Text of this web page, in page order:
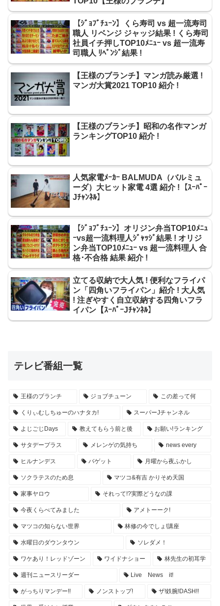
【ｼﾞｮﾌﾞﾁｭｰﾝ】くら寿司 vs 超一流寿司
職人 リベンジ ジャッジ結果 ! くら寿司
社員イチ押しTOP10ﾒﾆｭｰ vs 超一流寿
司職人 ﾘﾍﾞﾝｼﾞ結果 !
【王様のブランチ】マンガ読み厳選 !
マンガ大賞2021 TOP10 紹介 !
【王様のブランチ】昭和の名作マンガ
ランキングTOP10 紹介 !
人気家電ﾒｰｶｰ BALMUDA（バルミュ
ーダ）大ヒット家電 4選 紹介 !【ｽｰﾊﾟｰ
Jﾁｬﾝﾈﾙ】
【ｼﾞｮﾌﾞﾁｭｰﾝ】オリジン弁当TOP10ﾒﾆｭ
ｰvs超一流料理人ｼﾞｬｯｼﾞ結果 ! オリジ
ン弁当TOP10ﾒﾆｭｰ vs 超一流料理人 合
格･不合格 結果 紹介 !
立てる収納で大人気 ! 便利なフライパ
ン「四角いフライパン」紹介 ! 大人気
! 注ぎやすく自立収納する四角いフラ
イパン【ｽｰﾊﾟｰJﾁｬﾝﾈﾙ】
テレビ番組一覧
王様のブランチ ジョブチューン この差って何
くりぃむしちゅーのハナタカ! スーパーJチャンネル
よじごじDays 教えてもらう前と後 お願い!ランキング
サタデープラス メレンゲの気持ち news every
ヒルナンデス バゲット 月曜から夜ふかし
ソクラテスのため息 マツコ&有吉 かりそめ天国
家事ヤロウ それって!?実際どうなの課
今夜くらべてみました アメトーーク!
マツコの知らない世界 林修の今でしょ!講座
水曜日のダウンタウン ソレダメ！
ワケあり！レッドゾーン ワイドナショー 林先生の初耳学
週刊ニュースリーダー Live News it!
がっちりマンデー!! ノンストップ! ザ!鉄腕!DASH!!